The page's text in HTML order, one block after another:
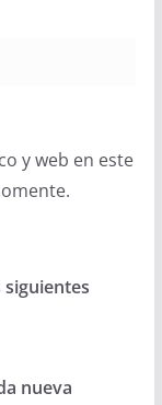
y web en este
nueva